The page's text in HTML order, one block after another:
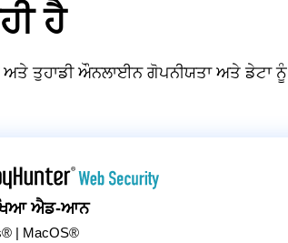
ਹੈ
ਤੁਹਾਡੀ ਔਨਲਾਈਨ ਗੋਪਨੀਯਤਾ ਅਤੇ ਡੇਟਾ ਨੂੰ
ਐਡ-ਆਨ
| MacOS®